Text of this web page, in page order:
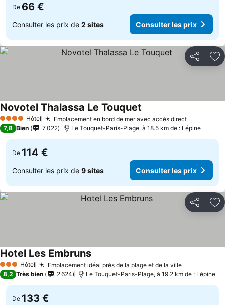
De 66 €
Consulter les prix de 2 sites Consulter les prix
Partager
4 Étoiles Hôtel Emplacement en bord de mer avec accès direct
Novotel Thalassa Le Touquet
7,8 Bien 7 022 Le Touquet-Paris-Plage, à 18.5 km de : Lépine
De 114 €
Consulter les prix de 9 sites Consulter les prix
Partager
3 ÉtoilesHôtel Emplacement idéal près de la plage et de la villeConsulter
Hotel Les EmbrunsConsulter les prix
8,2 Très bien 2 624 Le Touquet-Paris-Plage, à 19.2 km de : Lépine
De 133 €